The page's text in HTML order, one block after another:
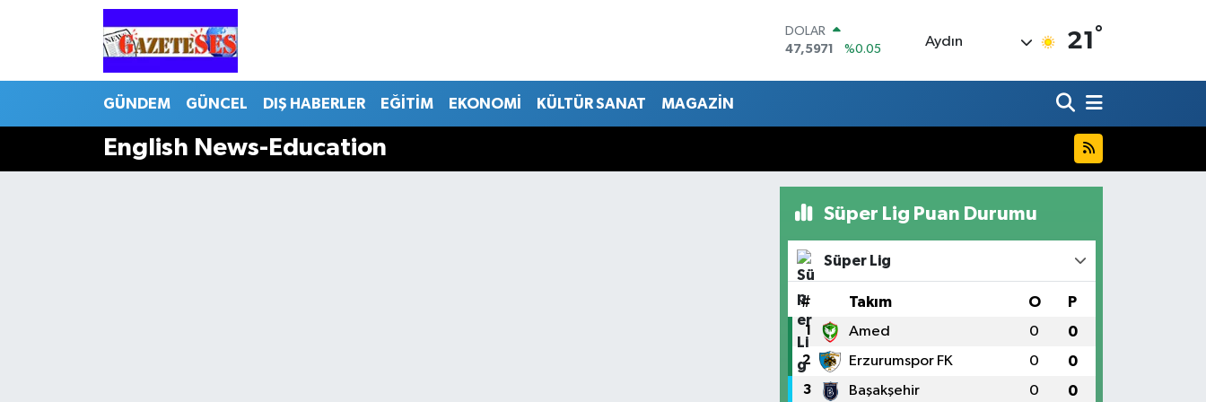
DOLAR
47,5971
%0.05
BİST100
BITCOIN
Aydın 21 °
GÜNDEM GÜNCEL DIŞ HABERLER EĞİTİM EKONOMİ KÜLTÜR SANAT MAGAZİN
English News-Education
Süper Lig Puan Durumu
Süper Lig
# Takım O P
1 Amed 0 0
2 Erzurumspor FK 0 0
3 Başakşehir 0 0